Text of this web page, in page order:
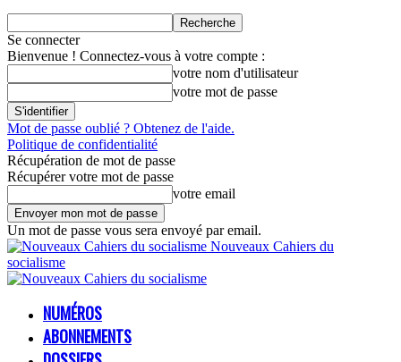
Se connecter
Bienvenue ! Connectez-vous à votre compte :
votre nom d'utilisateur
votre mot de passe
Mot de passe oublié ? Obtenez de l'aide.
Politique de confidentialité
Récupération de mot de passe
Récupérer votre mot de passe
votre email
Un mot de passe vous sera envoyé par email.
Nouveaux Cahiers du
socialisme
NUMÉROS
ABONNEMENTS